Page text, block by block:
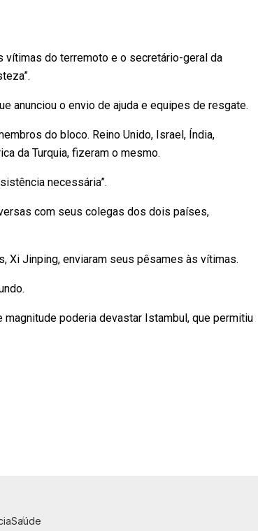
vítimas do terremoto e o secretário-geral da
anunciou o envio de ajuda e equipes de resgate.
do bloco. Reino Unido, Israel, Índia,
da Turquia, fizeram o mesmo.
necessária”.
com seus colegas dos dois países,
Xi Jinping, enviaram seus pêsames às vítimas.
poderia devastar Istambul, que permitiu
Saúde